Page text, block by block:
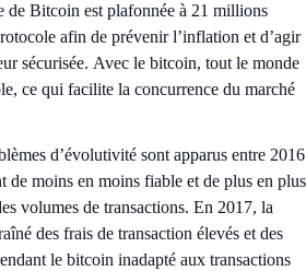
de Bitcoin est plafonnée à 21 millions
afin de prévenir l’inflation et d’agir
sécurisée. Avec le bitcoin, tout le monde
ce qui facilite la concurrence du marché
d’évolutivité sont apparus entre 2016
de moins en moins fiable et de plus en plus
volumes de transactions. En 2017, la
des frais de transaction élevés et des
le bitcoin inadapté aux transactions